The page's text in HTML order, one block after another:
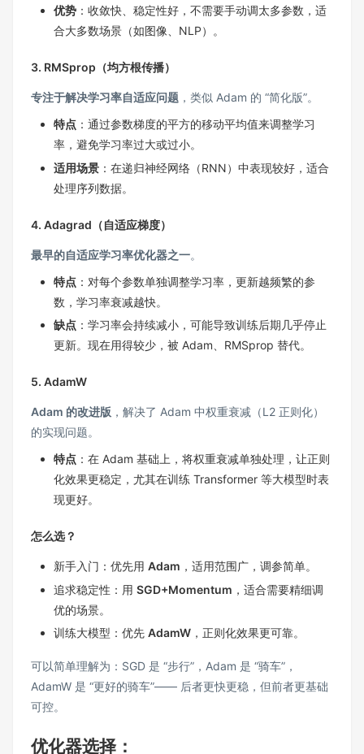
优势 ：收敛快、稳定性好，不需要手动调太多参数，适
合大多数场景（如图像、NLP）。
3. RMSprop（均方根传播）
专注于解决学习率自适应问题 ，类似 Adam 的 “简化版”。
特点 ：通过参数梯度的平方的移动平均值来调整学习
率，避免学习率过大或过小。
适用场景 ：在递归神经网络（RNN）中表现较好，适合
处理序列数据。
4. Adagrad（自适应梯度）
最早的自适应学习率优化器之一。
特点 ：对每个参数单独调整学习率，更新越频繁的参
数，学习率衰减越快。
缺点 ：学习率会持续减小，可能导致训练后期几乎停止
更新。现在用得较少，被 Adam、RMSprop 替代。
5. AdamW
Adam 的改进版 ，解决了 Adam 中权重衰减（L2 正则化）
的实现问题。
特点 ：在 Adam 基础上，将权重衰减单独处理，让正则
化效果更稳定，尤其在训练 Transformer 等大模型时表
现更好。
怎么选？
新手入门：优先用 Adam ，适用范围广，调参简单。
追求稳定性：用 SGD+Momentum ，适合需要精细调
优的场景。
训练大模型：优先 AdamW ，正则化效果更可靠。
可以简单理解为：SGD 是 “步行”，Adam 是 “骑车”，
AdamW 是 “更好的骑车”—— 后者更快更稳，但前者更基础
可控。
优化器选择：